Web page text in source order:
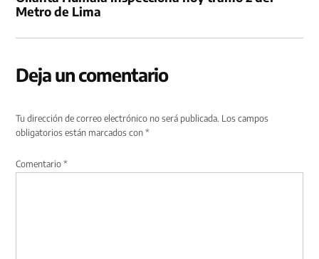
Metro de Lima
Deja un comentario
Tu dirección de correo electrónico no será publicada. Los campos
obligatorios están marcados con*
Comentario*